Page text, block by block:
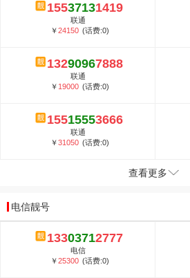
15537131419
联通
￥24150 (话费:0)
13290967888
联通
￥ 19000 (话费:0)
15515553666
联通
￥31050 (话费:0)
查看更多
电信靓号
13303712777
电信
￥25300 (话费:0)